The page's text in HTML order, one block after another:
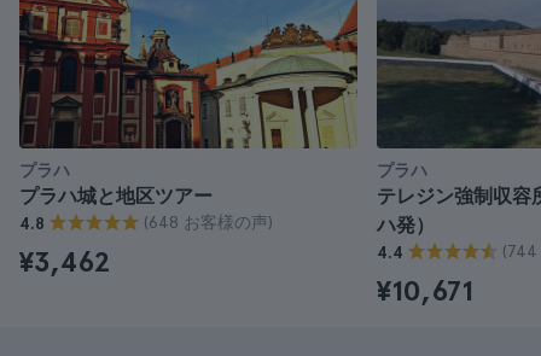
プラハ
プラハ城と地区ツアー
4.8 (648 お客様の声)
¥3,462
プラハ
テレジン強制収容
ハ発）
4.4 (744
¥10,671